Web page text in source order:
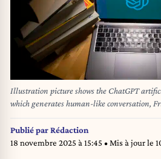
Illustration picture shows the ChatGPT
which generates human-like conversation,
Lierde. BELGA PHOTO NICOLAS
Publié parRédaction
18 novembre 2025 à 15:45 • Mis à jour le